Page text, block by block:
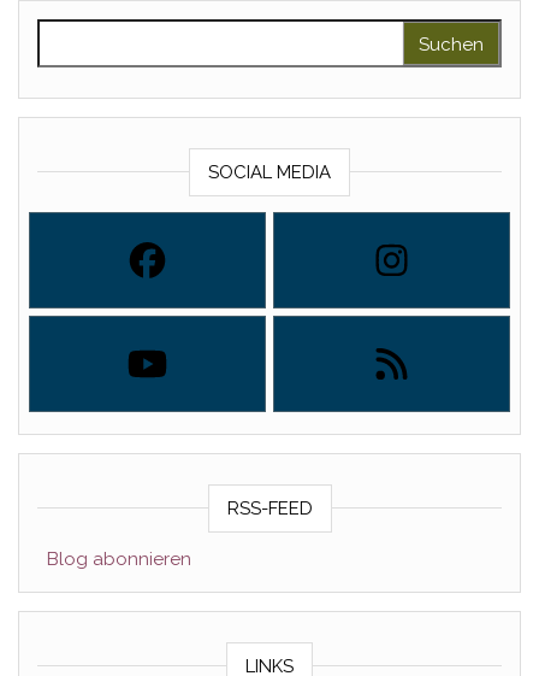
SOCIAL MEDIA
RSS-FEED
Blog abonnieren
LINKS